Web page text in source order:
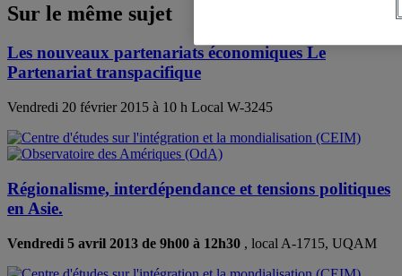
Sur le même sujet
Les nouveaux partenariats économiques Le
Partenariat transpacifique
Vendredi 20 février 2015 à 10 h Local W-3245
Régionalisme, interdépendance et tensions politiques
en Asie.
Vendredi 5 avril 2013 de 9h00 à 12h30 , local A-1715, UQAM